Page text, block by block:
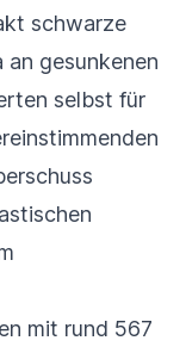
schwarze
gesunkenen
selbst für
mit rund 567